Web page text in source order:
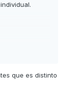
que es distinto